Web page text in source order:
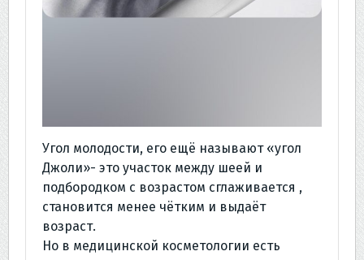
Угол молодости, его ещё называют «угол
Джоли»- это участок между шеей и
подбородком с возрастом сглаживается ,
становится менее чётким и выдаёт
возраст.
Но в медицинской косметологии есть